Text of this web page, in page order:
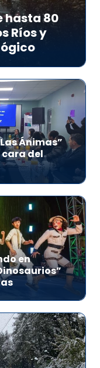
hasta 80
Ríos y
Ánimas”
del
en